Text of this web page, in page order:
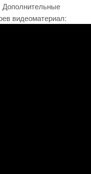
Дополнительные
видеоматериал: